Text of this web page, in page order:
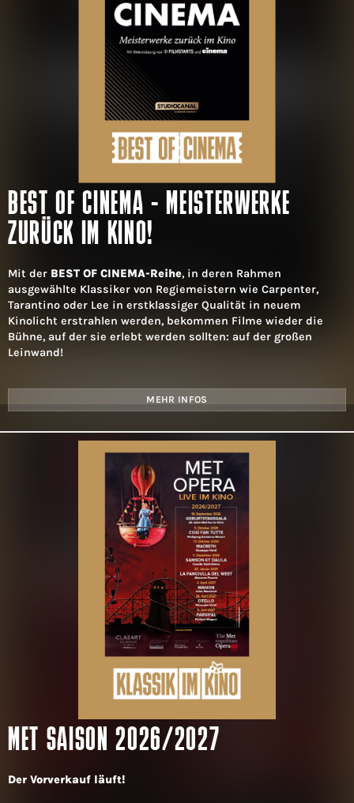
BEST OF CINEMA - MEISTERWERKE
ZURÜCK IM KINO!
Mit der BEST OF CINEMA-Reihe, in deren Rahmen
ausgewählte Klassiker von Regiemeistern wie Carpenter,
Tarantino oder Lee in erstklassiger Qualität in neuem
Kinolicht erstrahlen werden, bekommen Filme wieder die
Bühne, auf der sie erlebt werden sollten: auf der großen
Leinwand!
MEHR INFOS
MET SAISON 2026/2027
Der Vorverkauf läuft!